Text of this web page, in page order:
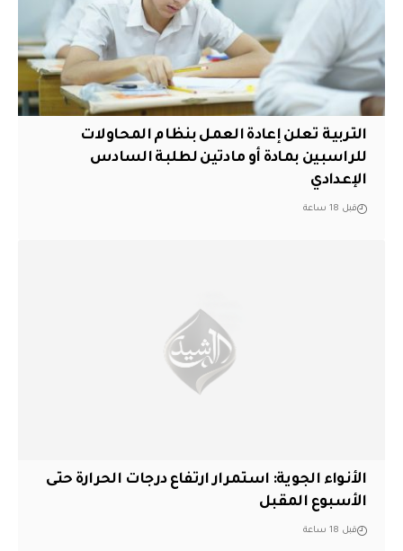
التربية تعلن إعادة العمل بنظام المحاولات
للراسبين بمادة أو مادتين لطلبة السادس
الإعدادي
قبل 18 ساعة
الأنواء الجوية: استمرار ارتفاع درجات الحرارة حتى
الأسبوع المقبل
قبل 18 ساعة